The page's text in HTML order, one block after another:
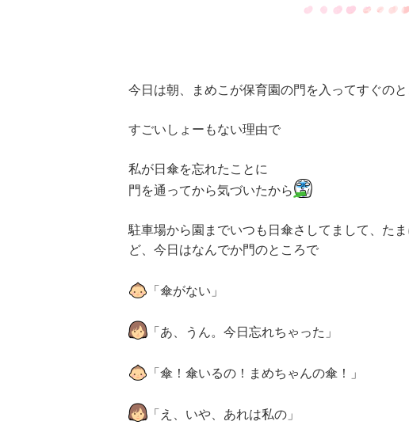
今日は朝、まめこが保育園の門を入ってすぐのと
すごいしょーもない理由で
私が日傘を忘れたことに
門を通ってから気づいたから
駐車場から園までいつも日傘さしてまして、た
ど、今日はなんでか門のところで
「傘がない」
「あ、うん。今日忘れちゃった」
「傘！傘いるの！まめちゃんの傘！」
「え、いや、あれは私の」